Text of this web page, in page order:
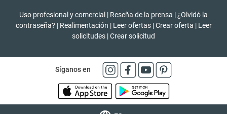
Uso profesional y comercial | Reseña de la prensa | ¿Olvidó la
contraseña? | Realimentación | Leer ofertas | Crear oferta | Leer
solicitudes |Crear solicitud
Síganos en